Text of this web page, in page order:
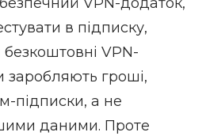
VPN-додаток,
в підписку,
безкоштовні VPN-
заробляють гроші,
підписки, а не
даними. Проте